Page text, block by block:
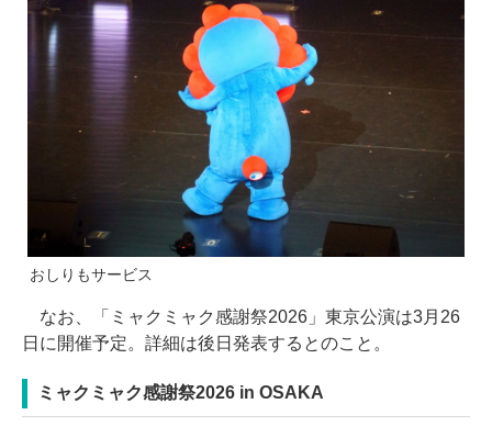
おしりもサービス
なお、「ミャクミャク感謝祭2026」東京公演は3月26
日に開催予定。詳細は後日発表するとのこと。
ミャクミャク感謝祭2026 in OSAKA